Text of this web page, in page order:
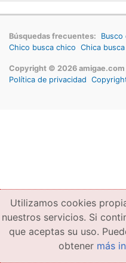
Búsquedas frecuentes: Busco
Chico busca chico Chica
Copyright © 2026 amigae.com
Política de privacidad
Utilizamos cookies
nuestros servicios. Si
que aceptas su uso.
obtener más